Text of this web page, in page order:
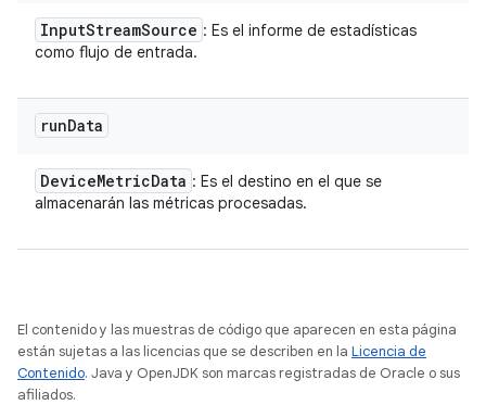
InputStreamSource : Es el informe de estadísticas
como flujo de entrada.
runData
DeviceMetricData : Es el destino en el que se
almacenarán las métricas procesadas.
El contenido y las muestras de código que aparecen en esta página
están sujetas a las licencias que se describen en la Licencia de
Contenido. Java y OpenJDK son marcas registradas de Oracle o sus
afiliados.